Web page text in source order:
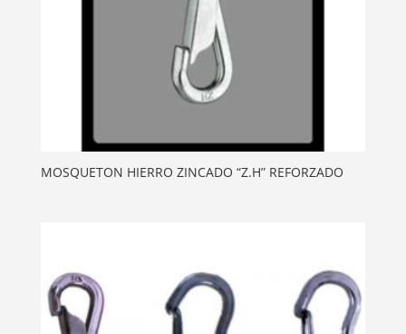
MOSQUETON HIERRO ZINCADO “Z.H” REFORZADO